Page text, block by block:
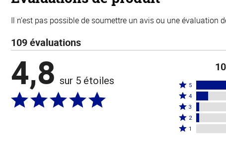
Il n’est pas possible de soumettre un avis ou une évaluation
109 évaluations
4,8 sur 5 étoiles
Coté
5
étoiles
par
83 %
5
Coté
4
étoiles
par
4
Coté
3
étoiles
3
Coté
2
2
Coté1